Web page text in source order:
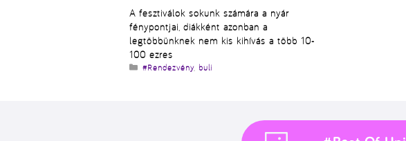
A fesztiválok sokunk számára a nyár
fénypontjai, diákként azonban a
legtöbbünknek nem kis kihívás a több 10-
100 ezres
Kategória
#Rendezvény, buli